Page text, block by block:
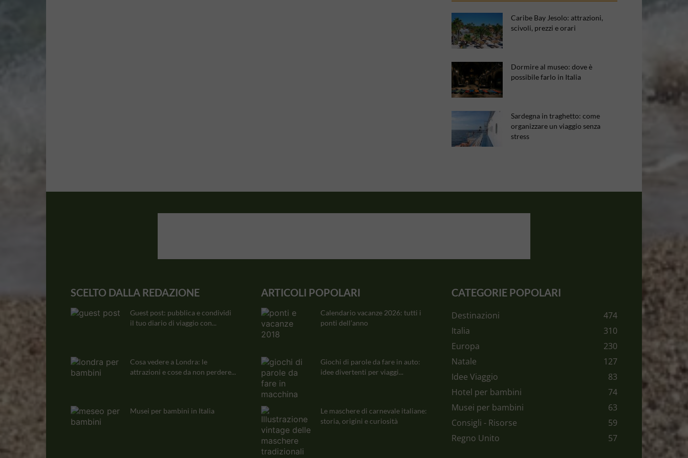
Caribe Bay Jesolo: attrazioni,
scivoli, prezzi e orari
Dormire al museo: dove è
possibile farlo in Italia
Sardegna in traghetto: come
organizzare un viaggio senza
stress
SCELTO DALLA REDAZIONE
Guest post: pubblica e condividi
il tuo diario di viaggio con...
Cosa vedere a Londra: le
attrazioni e cose da non perdere...
Musei per bambini in Italia
ARTICOLI POPOLARI
Calendario vacanze 2026: tutti i
ponti dell’anno
Giochi di parole da fare in auto:
idee divertenti per viaggi...
Le maschere di carnevale italiane:
storia, origini e curiosità
CATEGORIE POPOLARI
Destinazioni
474
Italia
310
Europa
230
Natale
127
Idee Viaggio
83
Hotel per bambini
74
Musei per bambini
63
Consigli - Risorse
59
Regno Unito
57